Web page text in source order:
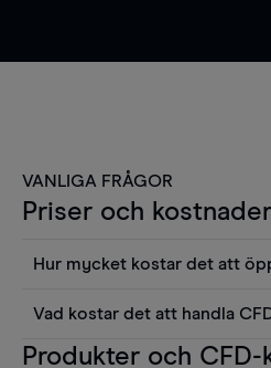
VANLIGA FRÅGOR
Priser och kostnader
Hur mycket kostar det att
använda sådana verktyg som
Vad kostar det att handla
Det är en rad kostnader att
Produkter och CFD-